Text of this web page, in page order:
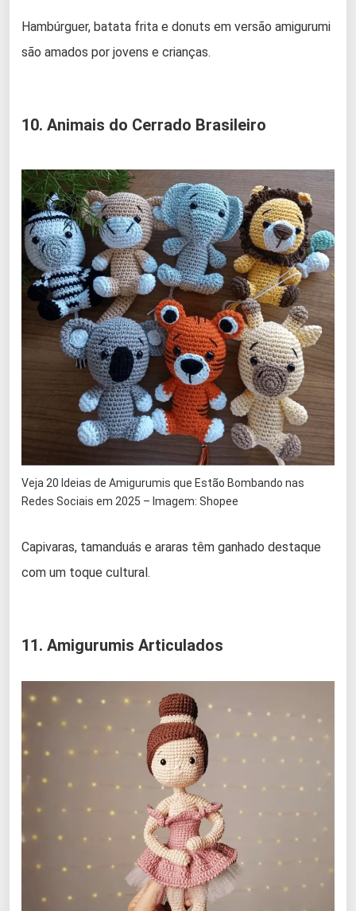
Hambúrguer, batata frita e donuts em versão amigurumi
são amados por jovens e crianças.
10. Animais do Cerrado Brasileiro
Veja 20 Ideias de Amigurumis que Estão Bombando nas
Redes Sociais em 2025 – Imagem: Shopee
Capivaras, tamanduás e araras têm ganhado destaque
com um toque cultural.
11. Amigurumis Articulados